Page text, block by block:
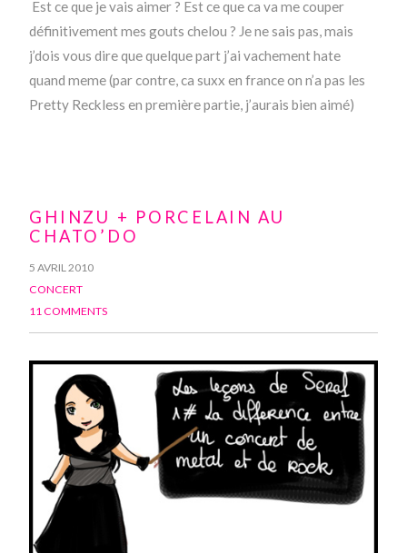
Est ce que je vais aimer ? Est ce que ca va me couper
définitivement mes gouts chelou ? Je ne sais pas, mais
j’dois vous dire que quelque part j’ai vachement hate
quand meme (par contre, ca suxx en france on n’a pas les
Pretty Reckless en première partie, j’aurais bien aimé)
GHINZU + PORCELAIN AU
CHATO’DO
5 AVRIL 2010
CONCERT
11 COMMENTS